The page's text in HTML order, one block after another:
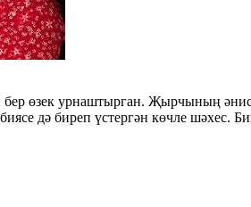
бер өзек урнаштырган. Җырчының
дә биреп үстергән көчле